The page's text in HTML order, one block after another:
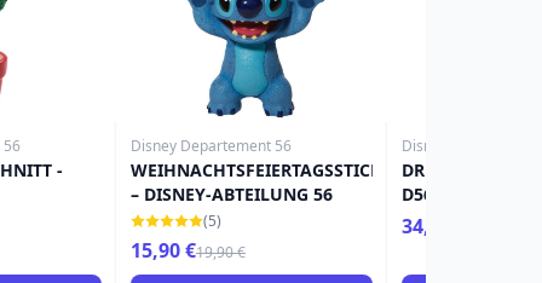
56
-
Disney Departement 56
WEIHNACHTSFEIERTAGSSTICH
– DISNEY-ABTEILUNG 56
(5)
15,90 €19,90 €
Disney
DREI
D56
34,90 €